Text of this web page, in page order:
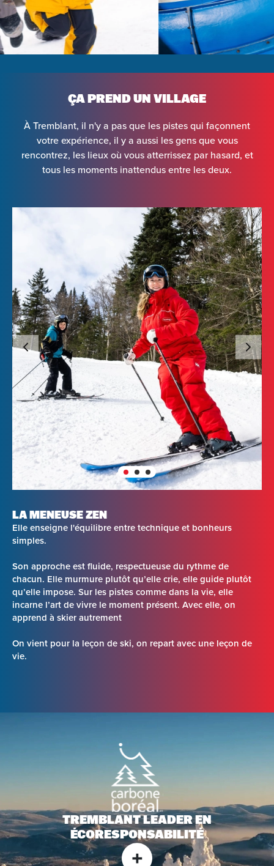
ÇA PREND UN VILLAGE
À Tremblant, il n'y a pas que les pistes qui façonnent
votre expérience, il y a aussi les gens que vous
rencontrez, les lieux où vous atterrissez par hasard, et
tous les moments inattendus entre les deux.
LA MENEUSE ZEN
Elle enseigne l'équilibre entre technique et bonheurs
simples.
Son approche est fluide, respectueuse du rythme de
chacun. Elle murmure plutôt qu’elle crie, elle guide plutôt
qu’elle impose. Sur les pistes comme dans la vie, elle
incarne l’art de vivre le moment présent. Avec elle, on
apprend à skier autrement
On vient pour la leçon de ski, on repart avec une leçon de
vie.
TREMBLANT LEADER EN
ÉCORESPONSABILITÉ